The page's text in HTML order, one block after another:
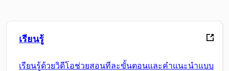
เรียนรู้
เรียนรู้ด้วยวิดีโอช่วยสอนทีละขั้นตอนและคำแนะนำแบบ